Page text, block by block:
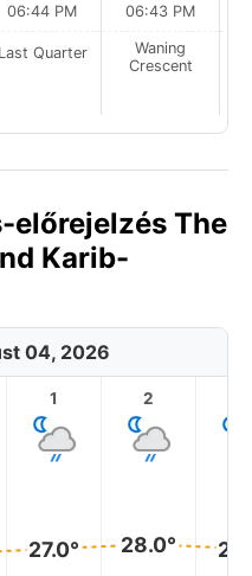
06:44 PM
Last Quarter
06:43 PM
Waning
Crescent
előrejelzés The
Karib-
04, 2026
1
27.0°
2
28.0°